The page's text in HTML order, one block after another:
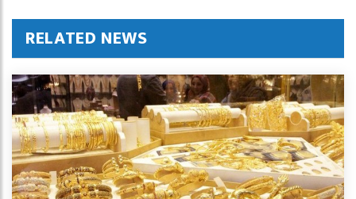
RELATED NEWS